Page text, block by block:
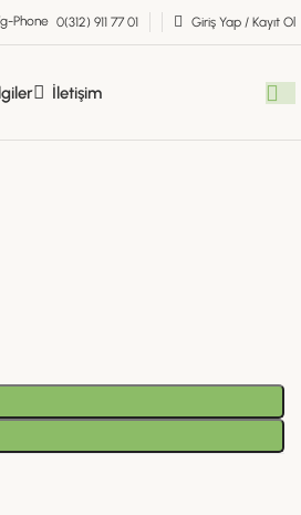
0(312) 911 77 01 Giriş Yap / Kayıt Ol
İletişim